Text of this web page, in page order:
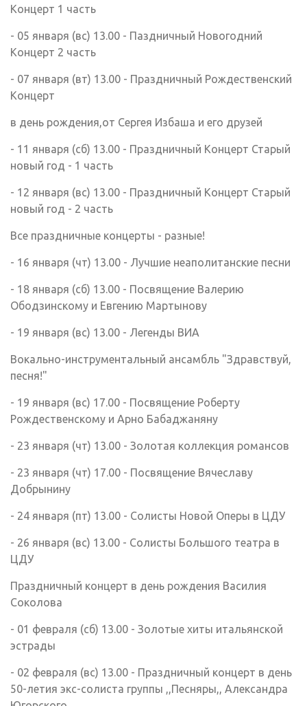
Концерт 1 часть
- 05 января (вс) 13.00 - Паздничный Новогодний
Концерт 2 часть
- 07 января (вт) 13.00 - Праздничный Рождественский
Концерт
в день рождения,от Сергея Избаша и его друзей
- 11 января (сб) 13.00 - Праздничный Концерт Старый
новый год - 1 часть
- 12 января (вс) 13.00 - Праздничный Концерт Старый
новый год - 2 часть
Все праздничные концерты - разные!
- 16 января (чт) 13.00 - Лучшие неаполитанские песни
- 18 января (сб) 13.00 - Посвящение Валерию
Ободзинскому и Евгению Мартынову
- 19 января (вс) 13.00 - Легенды ВИА
Вокально-инструментальный ансамбль "Здравствуй,
песня!"
- 19 января (вс) 17.00 - Посвящение Роберту
Рождественскому и Арно Бабаджаняну
- 23 января (чт) 13.00 - Золотая коллекция романсов
- 23 января (чт) 17.00 - Посвящение Вячеславу
Добрынину
- 24 января (пт) 13.00 - Солисты Новой Оперы в ЦДУ
- 26 января (вс) 13.00 - Солисты Большого театра в
ЦДУ
Праздничный концерт в день рождения Василия
Соколова
- 01 февраля (сб) 13.00 - Золотые хиты итальянской
эстрады
- 02 февраля (вс) 13.00 - Праздничный концерт в день
50-летия экс-солиста группы ,,Песняры,, Александра